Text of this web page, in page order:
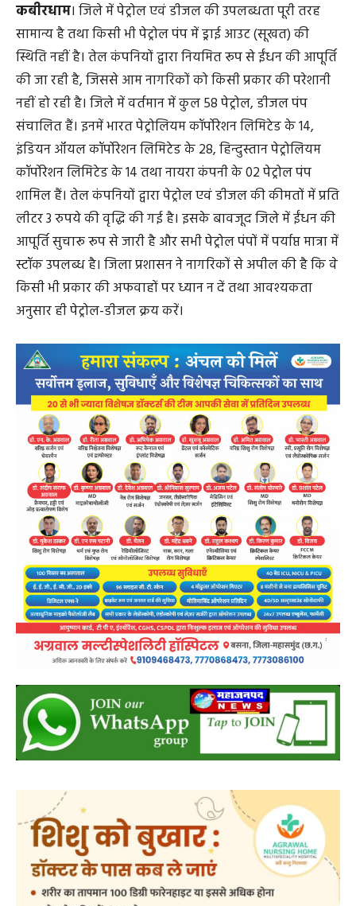
कबीरधाम। जिले में पेट्रोल एवं डीजल की उपलब्धता पूरी तरह
सामान्य है तथा किसी भी पेट्रोल पंप में ड्राई आउट (सूखत) की
स्थिति नहीं है। तेल कंपनियों द्वारा नियमित रूप से ईंधन की आपूर्ति
की जा रही है, जिससे आम नागरिकों को किसी प्रकार की परेशानी
नहीं हो रही है। जिले में वर्तमान में कुल 58 पेट्रोल, डीजल पंप
संचालित हैं। इनमें भारत पेट्रोलियम कॉर्पोरेशन लिमिटेड के 14,
इंडियन ऑयल कॉर्पोरेशन लिमिटेड के 28, हिन्दुस्तान पेट्रोलियम
कॉर्पोरेशन लिमिटेड के 14 तथा नायरा कंपनी के 02 पेट्रोल पंप
शामिल हैं। तेल कंपनियों द्वारा पेट्रोल एवं डीजल की कीमतों में प्रति
लीटर 3 रुपये की वृद्धि की गई है। इसके बावजूद जिले में ईंधन की
आपूर्ति सुचारू रूप से जारी है और सभी पेट्रोल पंपों में पर्याप्त मात्रा में
स्टॉक उपलब्ध है। जिला प्रशासन ने नागरिकों से अपील की है कि वे
किसी भी प्रकार की अफवाहों पर ध्यान न दें तथा आवश्यकता
अनुसार ही पेट्रोल-डीजल क्रय करें।